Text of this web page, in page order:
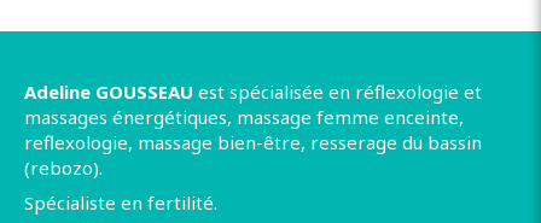
Adeline GOUSSEAU est spécialisée en réflexologie et
massages énergétiques, massage femme enceinte,
reflexologie, massage bien-être, resserage du bassin
(rebozo).
Spécialiste en fertilité.